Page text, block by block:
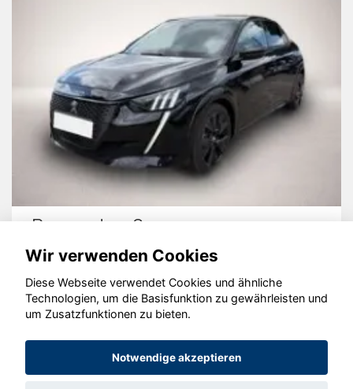
Peugeot 208
© konjunkturmotor.de GmbH 2020 - 2026
Wir verwenden Cookies
Diese Webseite verwendet Cookies und ähnliche
Technologien, um die Basisfunktion zu gewährleisten und
um Zusatzfunktionen zu bieten.
Notwendige akzeptieren